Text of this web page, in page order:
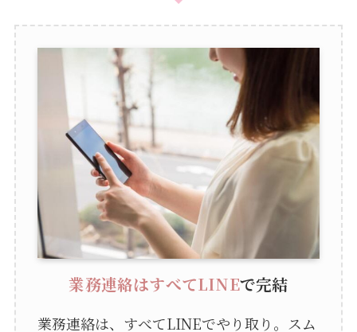
業務連絡はすべてLINEで完結
業務連絡は、すべてLINEでやり取り。スム